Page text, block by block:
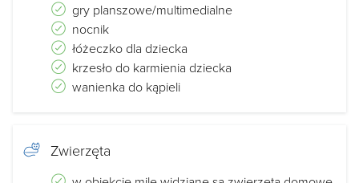
gry planszowe/multimedialne
nocnik
łóżeczko dla dziecka
krzesło do karmienia dziecka
wanienka do kąpieli
Zwierzęta